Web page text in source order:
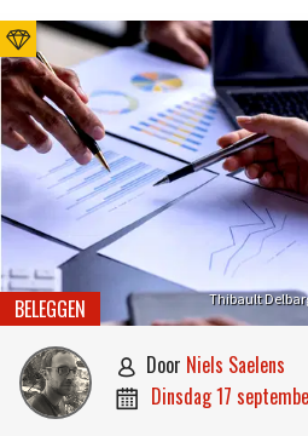
Thibault
BELEGGEN
 door Niels Saelens
 dinsdag 17